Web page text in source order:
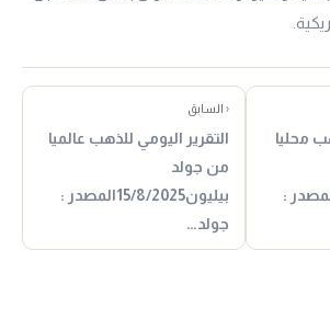
محليا
8/2025المصدر :
‹ السابق
التقرير اليومي للذهب عالميا
من جولد
بيليون15/8/2025المصدر :
جولد…